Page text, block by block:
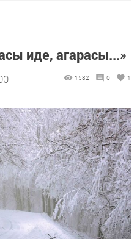
иде, агарасы...»
1582 0 1